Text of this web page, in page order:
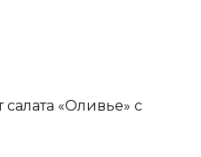
«Оливье» с